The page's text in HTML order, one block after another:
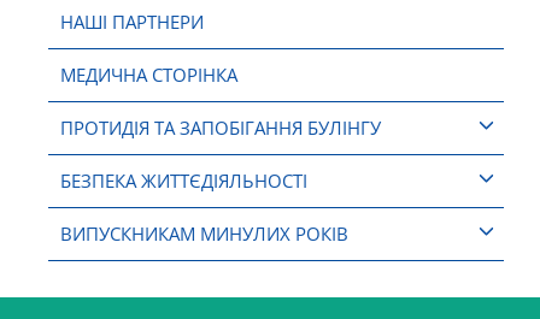
НАШІ ПАРТНЕРИ
МЕДИЧНА СТОРІНКА
ПРОТИДІЯ ТА ЗАПОБІГАННЯ БУЛІНГУ
БЕЗПЕКА ЖИТТЄДІЯЛЬНОСТІ
ВИПУСКНИКАМ МИНУЛИХ РОКІВ